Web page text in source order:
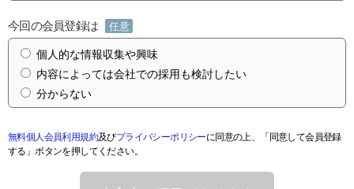
今回の会員登録は 任意
個人的な情報収集や興味
内容によっては会社での採用も検討したい
分からない
無料個人会員利用規約及びプライバシーポリシーに同意の上、「同意して会員登録
する」ボタンを押してください。